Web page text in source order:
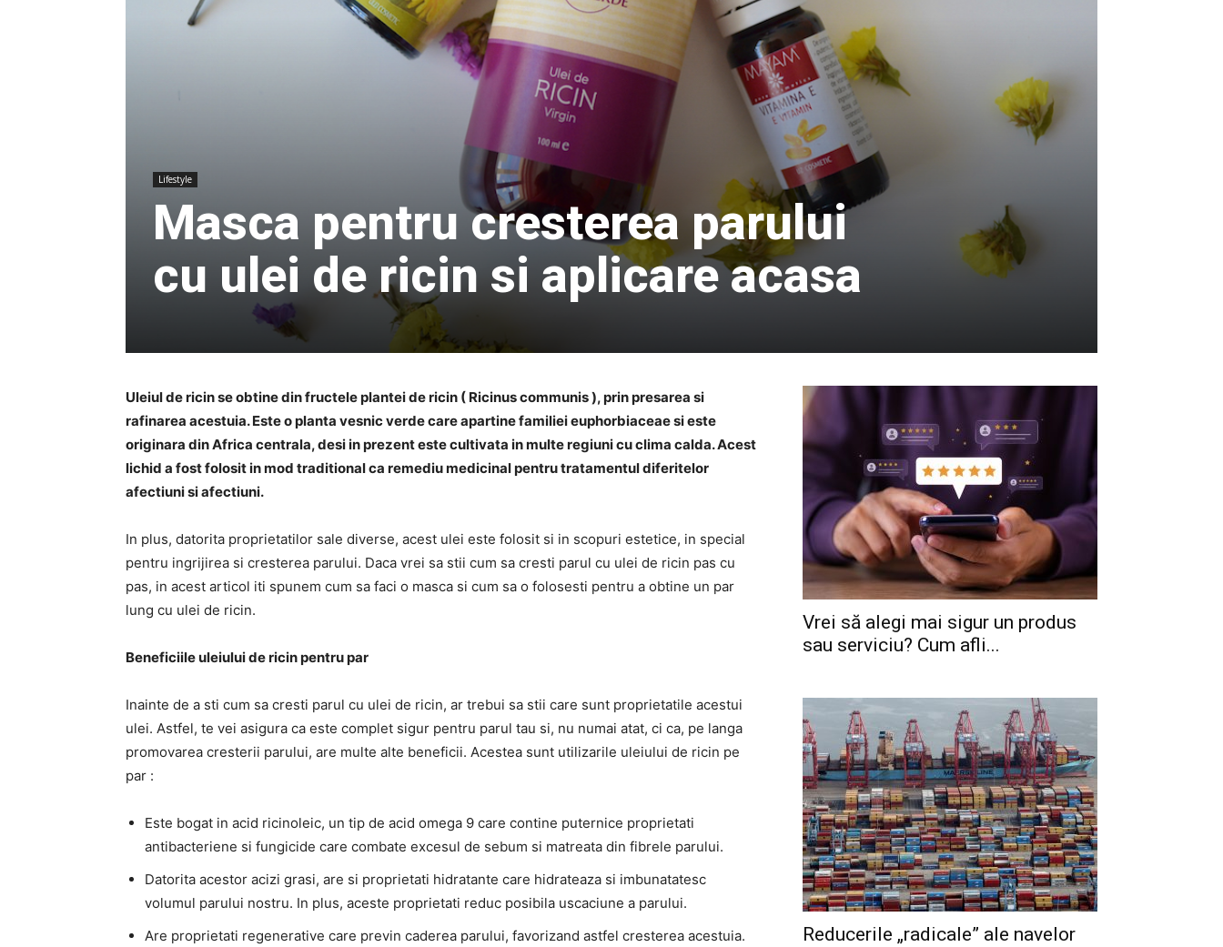
Lifestyle
Masca pentru cresterea parului
cu ulei de ricin si aplicare acasa
Uleiul de ricin se obtine din fructele plantei de ricin ( Ricinus communis ), prin presarea si
rafinarea acestuia. Este o planta vesnic verde care apartine familiei euphorbiaceae si este
originara din Africa centrala, desi in prezent este cultivata in multe regiuni cu clima calda. Acest
lichid a fost folosit in mod traditional ca remediu medicinal pentru tratamentul diferitelor
afectiuni si afectiuni.
In plus, datorita proprietatilor sale diverse, acest ulei este folosit si in scopuri estetice, in special
pentru ingrijirea si cresterea parului. Daca vrei sa stii cum sa cresti parul cu ulei de ricin pas cu
pas, in acest articol iti spunem cum sa faci o masca si cum sa o folosesti pentru a obtine un par
lung cu ulei de ricin.
Beneficiile uleiului de ricin pentru par
Inainte de a sti cum sa cresti parul cu ulei de ricin, ar trebui sa stii care sunt proprietatile acestui
ulei. Astfel, te vei asigura ca este complet sigur pentru parul tau si, nu numai atat, ci ca, pe langa
promovarea cresterii parului, are multe alte beneficii. Acestea sunt utilizarile uleiului de ricin pe
par :
Este bogat in acid ricinoleic, un tip de acid omega 9 care contine puternice proprietati
antibacteriene si fungicide care combate excesul de sebum si matreata din fibrele parului.
Datorita acestor acizi grasi, are si proprietati hidratante care hidrateaza si imbunatatesc
volumul parului nostru. In plus, aceste proprietati reduc posibila uscaciune a parului.
Are proprietati regenerative care previn caderea parului, favorizand astfel cresterea acestuia.
Vrei să alegi mai sigur un produs
sau serviciu? Cum afli...
Reducerile „radicale” ale navelor